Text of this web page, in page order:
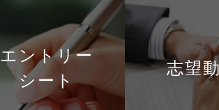
エントリー
シート
志望